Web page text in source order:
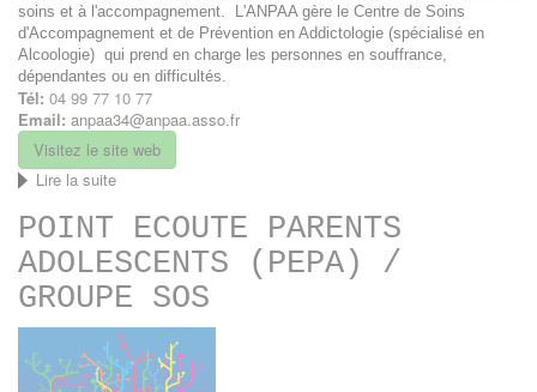
soins et à l'accompagnement. L'ANPAA gère le Centre de Soins
d'Accompagnement et de Prévention en Addictologie (spécialisé en
Alcoologie) qui prend en charge les personnes en souffrance,
dépendantes ou en difficultés.
Tél: 04 99 77 10 77
Email: anpaa34@anpaa.asso.fr
Visitez le site web
Lire la suite
Association
Nationale
de
Prévention
en
Alcoologie
et
POINT ECOUTE PARENTS
ADOLESCENTS (PEPA) /
GROUPE SOS